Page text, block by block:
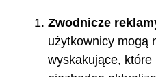
Zwodnicze
użytkownicy mogą
wyskakujące,